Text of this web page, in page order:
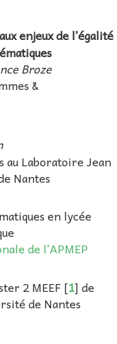
enjeux de l’égalité
Broze
&
au Laboratoire Jean
Nantes
en lycée
de l’APMEP
2 MEEF[1]de
de Nantes